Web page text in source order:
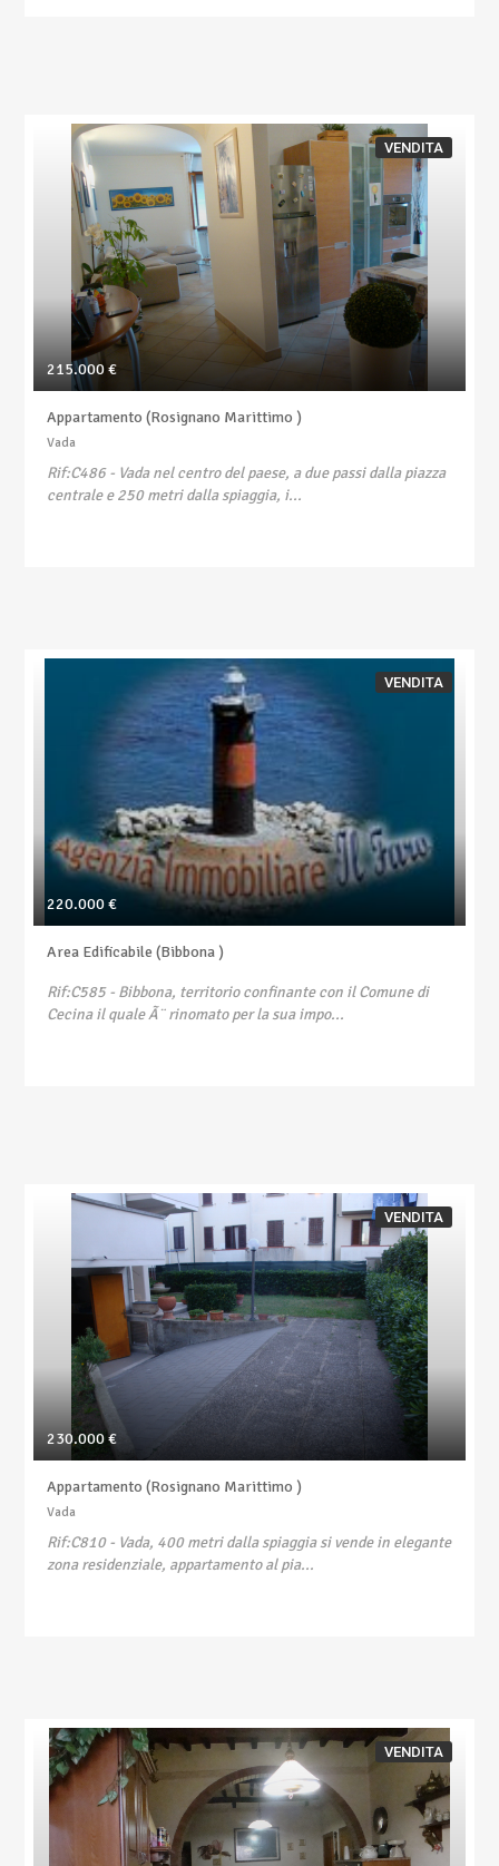
VENDITA
215.000 €
Appartamento (Rosignano Marittimo )
Vada
Rif:C486- Vada nel centro del paese, a due passi dalla piazza
centrale e 250 metri dalla spiaggia, i...
VENDITA
220.000 €
Area Edificabile (Bibbona )
Rif:C585- Bibbona, territorio confinante con il Comune di
Cecina il quale Ã¨ rinomato per la sua impo...
VENDITA
230.000 €
Appartamento (Rosignano Marittimo )
Vada
Rif:C810- Vada, 400 metri dalla spiaggia si vende in elegante
zona residenziale, appartamento al pia...
VENDITA